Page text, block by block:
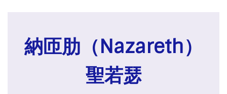
納匝肋（Nazareth）
聖若瑟